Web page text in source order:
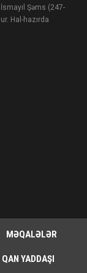
Şəms (247-
Hal-hazırda
MƏQALƏLƏR
QAN YADDAŞI